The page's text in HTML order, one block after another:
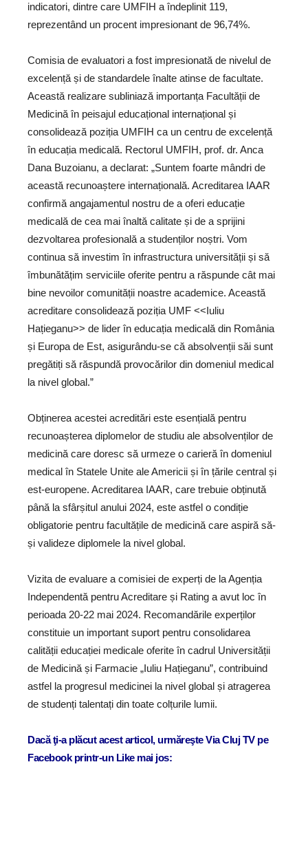
indicatori, dintre care UMFIH a îndeplinit 119,
reprezentând un procent impresionant de 96,74%.
Comisia de evaluatori a fost impresionată de nivelul de
excelență și de standardele înalte atinse de facultate.
Această realizare subliniază importanța Facultății de
Medicină în peisajul educațional internațional și
consolidează poziția UMFIH ca un centru de excelență
în educația medicală. Rectorul UMFIH, prof. dr. Anca
Dana Buzoianu, a declarat: „Suntem foarte mândri de
această recunoaștere internațională. Acreditarea IAAR
confirmă angajamentul nostru de a oferi educație
medicală de cea mai înaltă calitate și de a sprijini
dezvoltarea profesională a studenților noștri. Vom
continua să investim în infrastructura universității și să
îmbunătățim serviciile oferite pentru a răspunde cât mai
bine nevoilor comunității noastre academice. Această
acreditare consolidează poziția UMF <<Iuliu
Hațieganu>> de lider în educația medicală din România
și Europa de Est, asigurându-se că absolvenții săi sunt
pregătiți să răspundă provocărilor din domeniul medical
la nivel global.”
Obținerea acestei acreditări este esențială pentru
recunoașterea diplomelor de studiu ale absolvenților de
medicină care doresc să urmeze o carieră în domeniul
medical în Statele Unite ale Americii și în țările central și
est-europene. Acreditarea IAAR, care trebuie obținută
până la sfârșitul anului 2024, este astfel o condiție
obligatorie pentru facultățile de medicină care aspiră să-
și valideze diplomele la nivel global.
Vizita de evaluare a comisiei de experți de la Agenția
Independentă pentru Acreditare și Rating a avut loc în
perioada 20-22 mai 2024. Recomandările experților
constituie un important suport pentru consolidarea
calității educației medicale oferite în cadrul Universității
de Medicină și Farmacie „Iuliu Hațieganu”, contribuind
astfel la progresul medicinei la nivel global și atragerea
de studenți talentați din toate colțurile lumii.
Dacă ţi-a plăcut acest articol, urmăreşte Via Cluj TV pe
Facebook printr-un Like mai jos: